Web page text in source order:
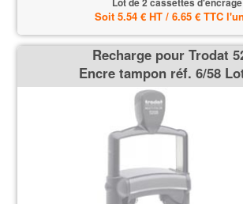
Soit 5.54 € HT / 6.65 € TTC
Recharge pour Trodat
Encre tampon réf. 6/58